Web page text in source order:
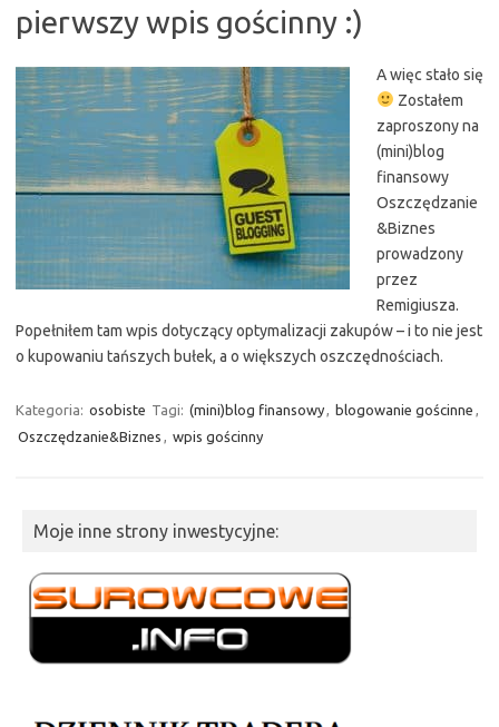
pierwszy wpis gościnny :)
A więc stało się
Zostałem
zaproszony na
(mini)blog
finansowy
Oszczędzanie
&Biznes
prowadzony
przez
Remigiusza.
Popełniłem tam wpis dotyczący optymalizacji zakupów – i to nie jest
o kupowaniu tańszych bułek, a o większych oszczędnościach.
Kategoria: osobiste Tagi: (mini)blog finansowy, blogowanie gościnne ,
Oszczędzanie&Biznes , wpis gościnny
Moje inne strony inwestycyjne: